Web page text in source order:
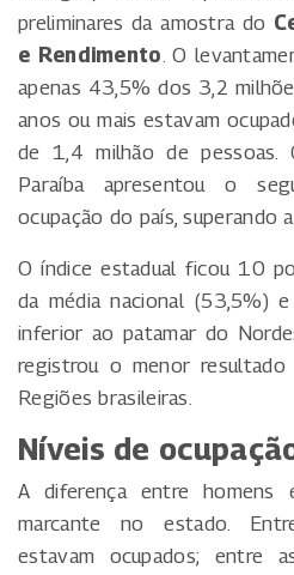
preliminares da amostra do
e Rendimento. O
apenas 43,5% dos 3,2
anos ou mais estavam
de 1,4 milhão de pessoas.
Paraíba apresentou o
ocupação do país, superando
O índice estadual ficou 10
da média nacional (53,5%)
inferior ao patamar do
registrou o menor
Regiões brasileiras.
Níveis de
A diferença entre homens
marcante no estado.
estavam ocupados; entre